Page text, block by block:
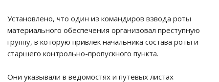
Установлено, что один из командиров взвода роты
материального обеспечения организовал преступную
группу, в которую привлек начальника состава роты и
старшего контрольно-пропускного пункта.
Они указывали в ведомостях и путевых листах